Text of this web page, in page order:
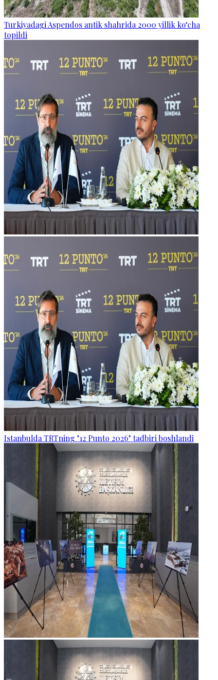
Turkiyadagi Aspendos antik shahrida 2000 yillik ko‘cha
topildi
Istanbulda TRTning "12 Punto 2026" tadbiri boshlandi